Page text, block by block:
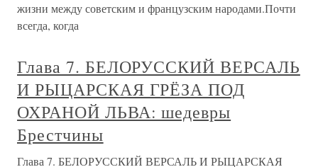
жизни между советским и французским народами.Почти
всегда, когда
Глава 7. БЕЛОРУССКИЙ ВЕРСАЛЬ
И РЫЦАРСКАЯ ГРЁЗА ПОД
ОХРАНОЙ ЛЬВА: шедевры
Брестчины
Глава 7. БЕЛОРУССКИЙ ВЕРСАЛЬ И РЫЦАРСКАЯ